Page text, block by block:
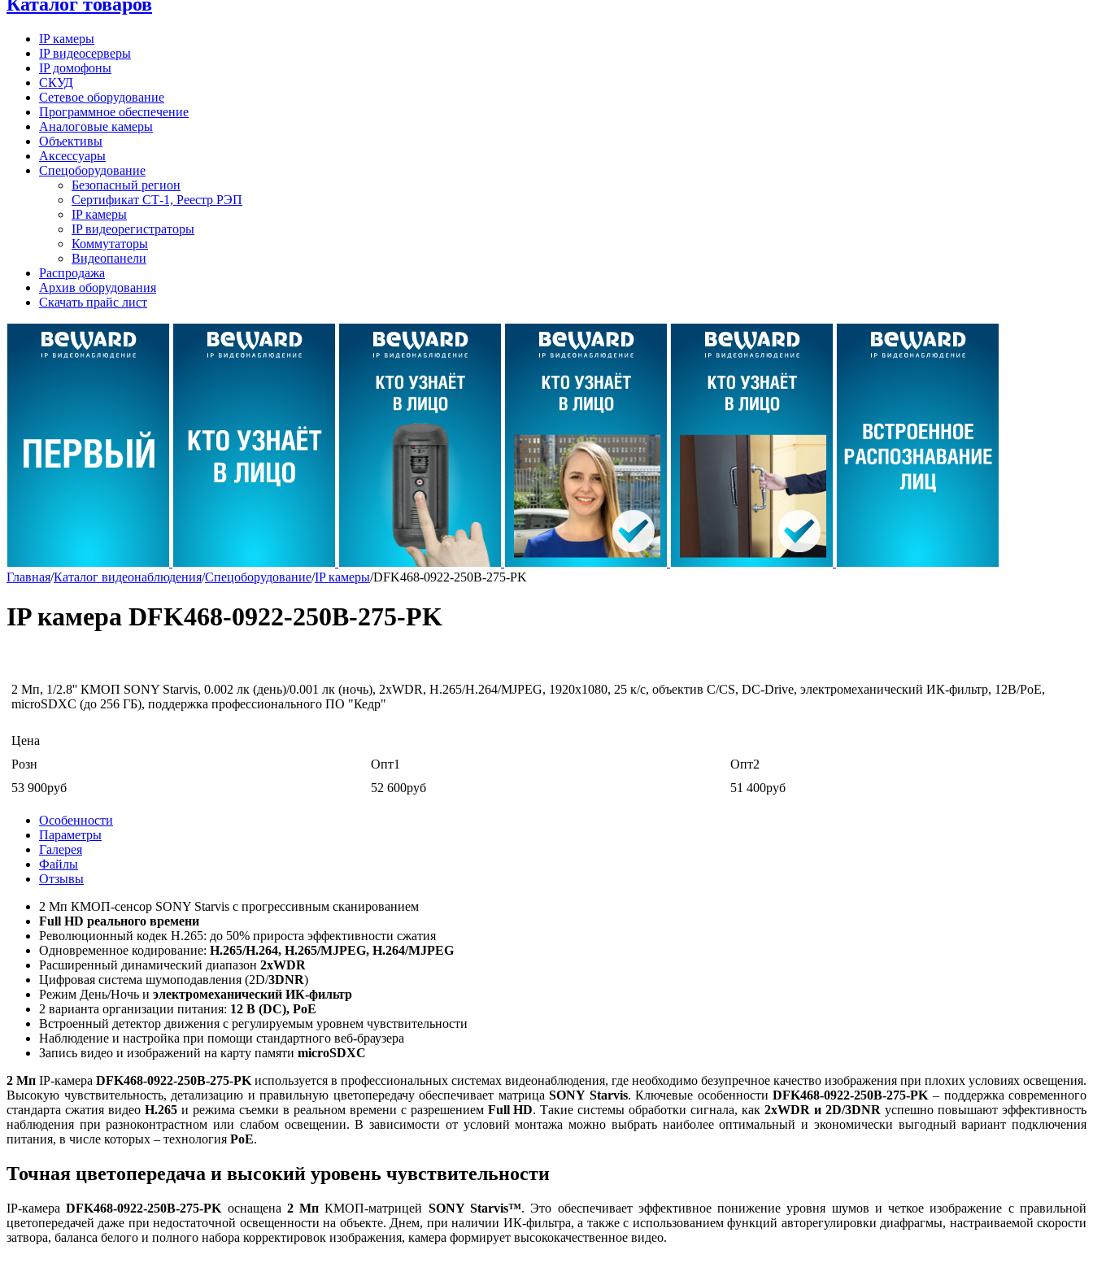
IP камеры
IP видеосерверы
IP домофоны
СКУД
Сетевое оборудование
Программное обеспечение
Аналоговые камеры
Объективы
Аксессуары
Спецоборудование
Безопасный регион
Сертификат СТ-1, Реестр РЭП
IP камеры
IP видеорегистраторы
Коммутаторы
Видеопанели
Распродажа
Архив оборудования
Скачать прайс лист
Главная/Каталог видеонаблюдения/Спецоборудование/IP камеры/DFK468-0922-250B-275-PK
IP камера DFK468-0922-250B-275-PK
2 Мп, 1/2.8'' КМОП SONY Starvis, 0.002 лк (день)/0.001 лк (ночь), 2xWDR, H.265/H.264/MJPEG, 1920х1080, 25 к/с, объектив C/CS, DC-Drive, электромеханический ИК-фильтр, 12В/PoE,
microSDXC (до 256 ГБ), поддержка профессионального ПО "Кедр"
Цена
Розн
Опт1
Опт2
53 900руб
52 600руб 51 400руб
Особенности
Параметры
Галерея
Файлы
Отзывы
2 Мп КМОП-сенсор SONY Starvis с прогрессивным сканированием
Full HD реального времени
Революционный кодек H.265: до 50% прироста эффективности сжатия
Одновременное кодирование: H.265/H.264, H.265/MJPEG, Н.264/MJPEG
Расширенный динамический диапазон 2xWDR
Цифровая система шумоподавления (2D/3DNR)
Режим День/Ночь и электромеханический ИК-фильтр
2 варианта организации питания: 12 В (DC), PoE
Встроенный детектор движения с регулируемым уровнем чувствительности
Наблюдение и настройка при помощи стандартного веб-браузера
Запись видео и изображений на карту памяти microSDXC
2 Мп IP-камера DFK468-0922-250B-275-PK используется в профессиональных системах видеонаблюдения, где необходимо безупречное качество изображения при плохих условиях освещения.
Высокую чувствительность, детализацию и правильную цветопередачу обеспечивает матрицаSONY Starvis. Ключевые особенностиDFK468-0922-250B-275-PK – поддержка современного
стандарта сжатия видео H.265и режима съемки в реальном времени с разрешением Full HD. Такие системы обработки сигнала, как 2xWDR и 2D/3DNR успешно повышают эффективность
наблюдения при разноконтрастном или слабом освещении. В зависимости от условий монтажа можно выбрать наиболее оптимальный и экономически выгодный вариант подключения
питания, в числе которых – технология PoE.
Точная цветопередача и высокий уровень чувствительности
IP-камераDFK468-0922-250B-275-PK оснащена 2 Мп КМОП-матрицей SONY Starvis™. Это обеспечивает эффективное понижение уровня шумов и четкое изображение с правильной
цветопередачей даже при недостаточной освещенности на объекте. Днем, при наличии ИК-фильтра, а также с использованием функций авторегулировки диафрагмы, настраиваемой скорости
затвора, баланса белого и полного набора корректировок изображения, камера формирует высококачественное видео.